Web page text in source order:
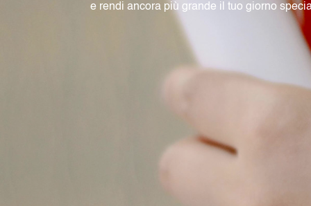
e rendi ancora più grande il tuo giorno